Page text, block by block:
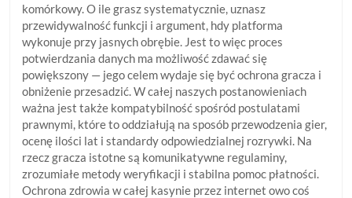
komórkowy. O ile grasz systematycznie, uznasz
przewidywalność funkcji i argument, hdy platforma
wykonuje przy jasnych obrębie. Jest to więc proces
potwierdzania danych ma możliwość zdawać się
powiększony — jego celem wydaje się być ochrona gracza i
obniżenie przesadzić. W całej naszych postanowieniach
ważna jest także kompatybilność spośród postulatami
prawnymi, które to oddziałują na sposób przewodzenia gier,
ocenę ilości lat i standardy odpowiedzialnej rozrywki. Na
rzecz gracza istotne są komunikatywne regulaminy,
zrozumiałe metody weryfikacji i stabilna pomoc płatności.
Ochrona zdrowia w całej kasynie przez internet owo coś